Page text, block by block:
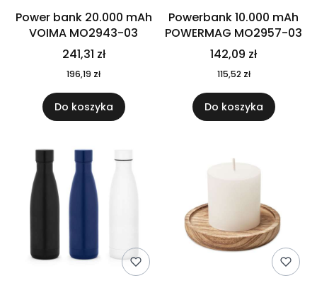
Power bank 20.000 mAh
VOIMA MO2943-03
241,31 zł
196,19 zł
Do koszyka
Powerbank 10.000 mAh
POWERMAG MO2957-03
142,09 zł
115,52 zł
Do koszyka